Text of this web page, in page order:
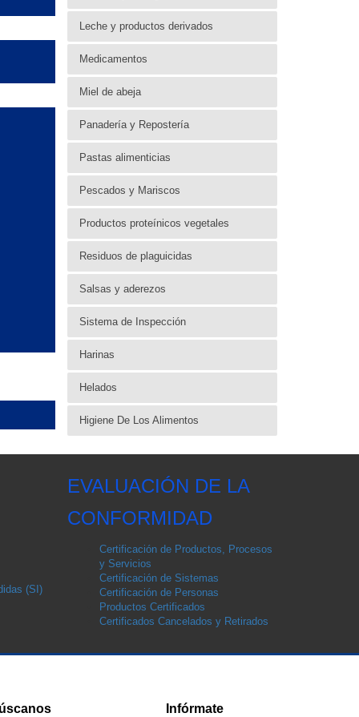
Leche y productos derivados
Medicamentos
Miel de abeja
Panadería y Repostería
Pastas alimenticias
Pescados y Mariscos
Productos proteínicos vegetales
Residuos de plaguicidas
Salsas y aderezos
Sistema de Inspección
Harinas
Helados
Higiene De Los Alimentos
(SI)
EVALUACIÓN DE LA
CONFORMIDAD
Certificación de Productos, Procesos
y Servicios
Certificación de Sistemas
Certificación de Personas
Productos Certificados
Certificados Cancelados y Retirados
Infórmate